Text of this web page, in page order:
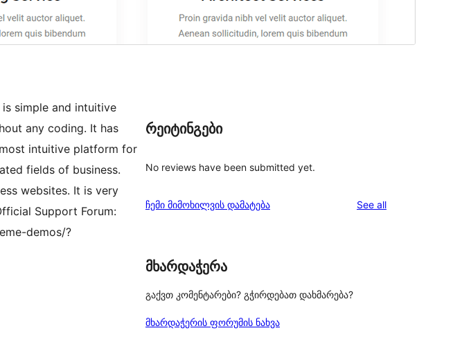
simple and intuitive
any coding. It has
intuitive platform for
fields of business.
websites. It is very
Support Forum:
demos/?
რეიტინგები
No reviews have been submitted yet.
ჩემი მიმოხილვის დამატება See allreviews
მხარდაჭერა
გაქვთ კომენტარები? გჭირდებათ დახმარება?
მხარდაჭერის ფორუმის ნახვა